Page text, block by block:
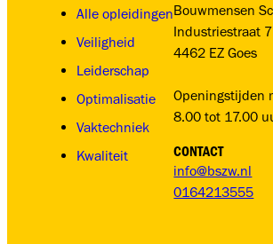
Alle opleidingen
Veiligheid
Leiderschap
Optimalisatie
Vaktechniek
Kwaliteit
Bouwmensen
Industriestraat 7
4462 EZ Goes
Openingstijden
8.00 tot 17.00
CONTACT
info@bszw.nl
0164213555